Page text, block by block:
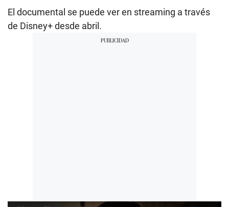
El documental se puede ver en streaming a través
de Disney+ desde abril.